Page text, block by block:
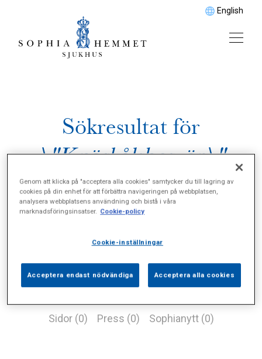
English
Sökresultat för
\"Knäskålsbesvär\"
Sidor (0) Press (0) Sophianytt (0)
Genom att klicka på "acceptera alla cookies" samtycker du till lagring av
cookies på din enhet för att förbättra navigeringen på webbplatsen,
analysera webbplatsens användning och bistå i våra
marknadsföringsinsatser. Cookie-policy
Cookie-inställningar
Acceptera endast nödvändiga Acceptera alla cookies